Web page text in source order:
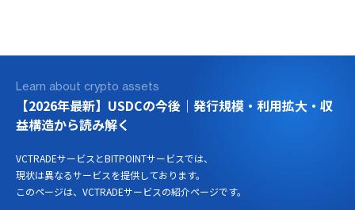
Learn about crypto assets
【2026年最新】USDCの今後｜発行規模・利用拡大・収
益構造から読み解く
VCTRADEサービスとBITPOINTサービスでは、
現状は異なるサービスを提供しております。
このページは、VCTRADEサービスの紹介ページです。